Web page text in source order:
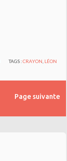
TAGS :CRAYON LÉON
Page suivante